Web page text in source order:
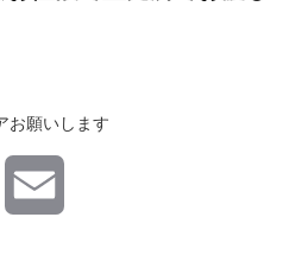
お願いします